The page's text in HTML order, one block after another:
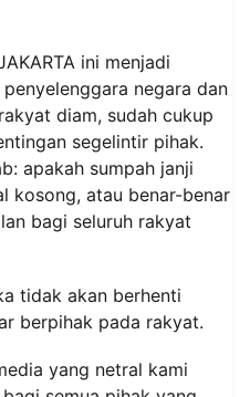
ini menjadi
negara dan
diam, sudah cukup
segelintir pihak.
apakah sumpah janji
kosong, atau benar-benar
bagi seluruh rakyat
tidak akan berhenti
berpihak pada rakyat.
yang netral kami